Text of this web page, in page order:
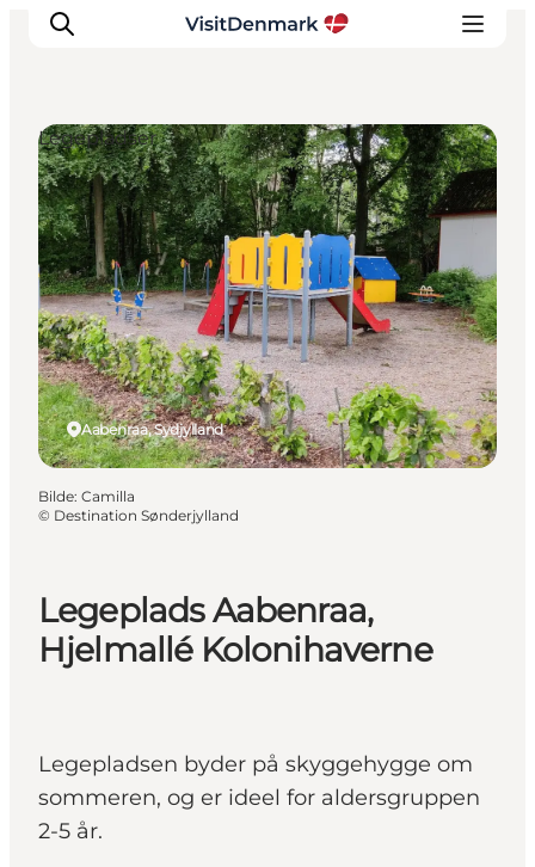
Inspirasjon
Reisemål
Aktiviteter
Overnatting
Planlegg reisen
Legeplads Aabenraa,
Hjelmallé Kolonihaverne
Legepladsen byder på skyggehygge om
sommeren, og er ideel for aldersgruppen
2-5 år.
Aabenraa, Sydjylland
Legepladser
Bilde: Camilla
© Destination Sønderjylland